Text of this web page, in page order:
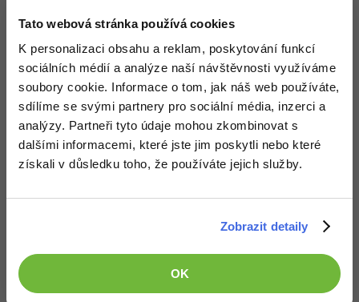
Tato webová stránka používá cookies
K personalizaci obsahu a reklam, poskytování funkcí
sociálních médií a analýze naší návštěvnosti využíváme
soubory cookie. Informace o tom, jak náš web používáte,
sdílíme se svými partnery pro sociální média, inzerci a
analýzy. Partneři tyto údaje mohou zkombinovat s
dalšími informacemi, které jste jim poskytli nebo které
získali v důsledku toho, že používáte jejich služby.
Zobrazit detaily
OK
Text a písmo - CSS vlastnosti